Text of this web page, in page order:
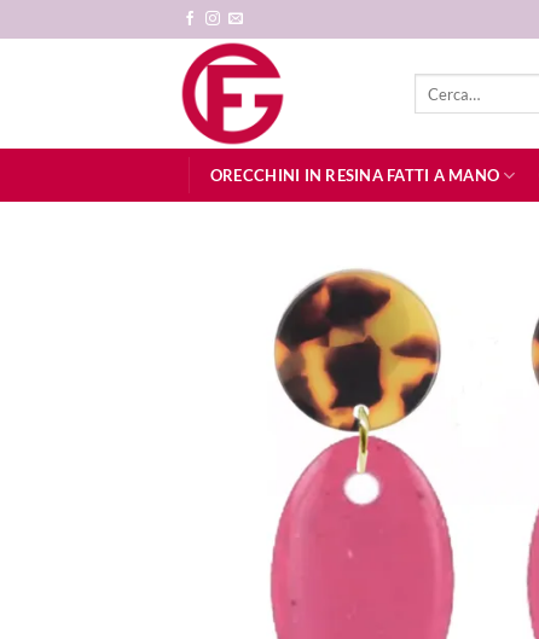
ai
ORECCHINI IN RESINA FATTI A MANO